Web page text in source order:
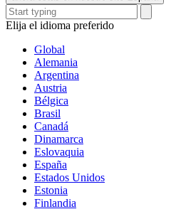
Elija el idioma preferido
Global
Alemania
Argentina
Austria
Bélgica
Brasil
Canadá
Dinamarca
Eslovaquia
España
Estados Unidos
Estonia
Finlandia